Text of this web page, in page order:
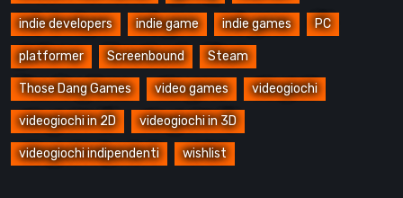
indie developers indie game indie games PC
platformer Screenbound Steam
Those Dang Games video games videogiochi
videogiochi in 2D videogiochi in 3D
videogiochi indipendenti wishlist